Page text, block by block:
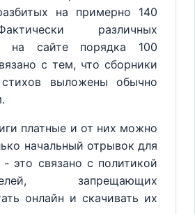
на примерно 140
различных
на сайте порядка 100
с тем, что сборники
выложены обычно
платные и от них можно
начальный отрывок для
- это связано с политикой
запрещающих
онлайн и скачивать их